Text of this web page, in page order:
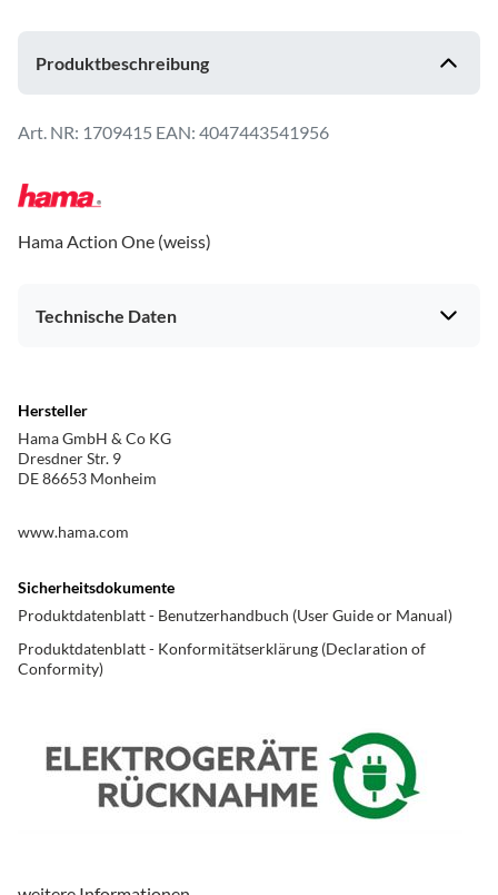
Produktbeschreibung
1709415 EAN: 4047443541956
Hama Action One (weiss)
Technische Daten
Farbe
weiß
Anschlüsse
Bluetooth-Schnittstelle
Eigenschaften
Kopfhörer+Ladeetui
Hersteller
Hama GmbH & Co KG
Dresdner Str. 9
DE 86653 Monheim
www.hama.com
Sicherheitsdokumente
Produktdatenblatt - Benutzerhandbuch (User Guide or Manual)
Produktdatenblatt - Konformitätserklärung (Declaration of
Conformity)